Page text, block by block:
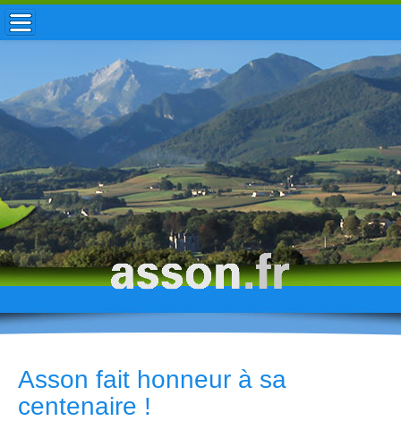
ACCUEIL / INFOS
MUNICIPALITÉ
VIE LOCALE
ENFANCE
TOURISME
HISTOIRE
Asson fait honneur à sa
centenaire !